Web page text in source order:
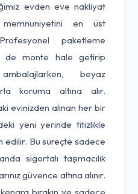
evden eve nakliyat
en üst
paketleme
de monte hale getirip
beyaz
koruma altına alır.
evinizden alınan her bir
yeni yerinde titizlikle
edilir. Bu süreçte sadece
sigortalı taşımacılık
güvence altına alınır.